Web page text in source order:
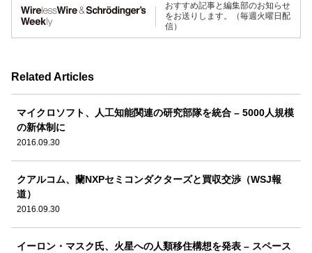
おすすめ記事と編集部のお知らせ
をお送りします。（毎週火曜日配
信）
Related Articles
マイクロソフト、人工知能関連の研究部隊を統合 – 5000人規模
の新体制に
2016.09.30
クアルコム、蘭NXPセミコンダクターズと買収交渉（WSJ報
道）
2016.09.30
イーロン・マスク氏、火星への人類移住構想を発表 – スペース